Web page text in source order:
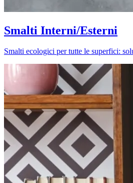
Smalti Interni/Esterni
Smalti ecologici per tutte le superfici: